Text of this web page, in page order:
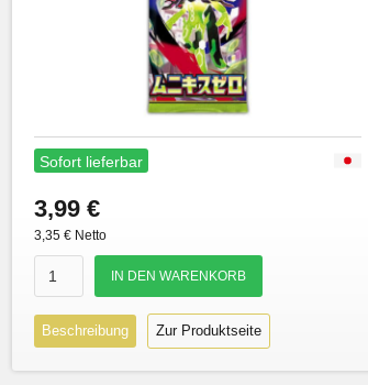
Sofort lieferbar
3,99 €
3,35 € Netto
Beschreibung Zur Produktseite